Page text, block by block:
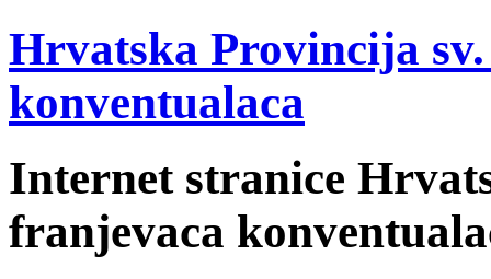
Hrvatska Provincija
konventualaca
Internet stranice
franjevaca